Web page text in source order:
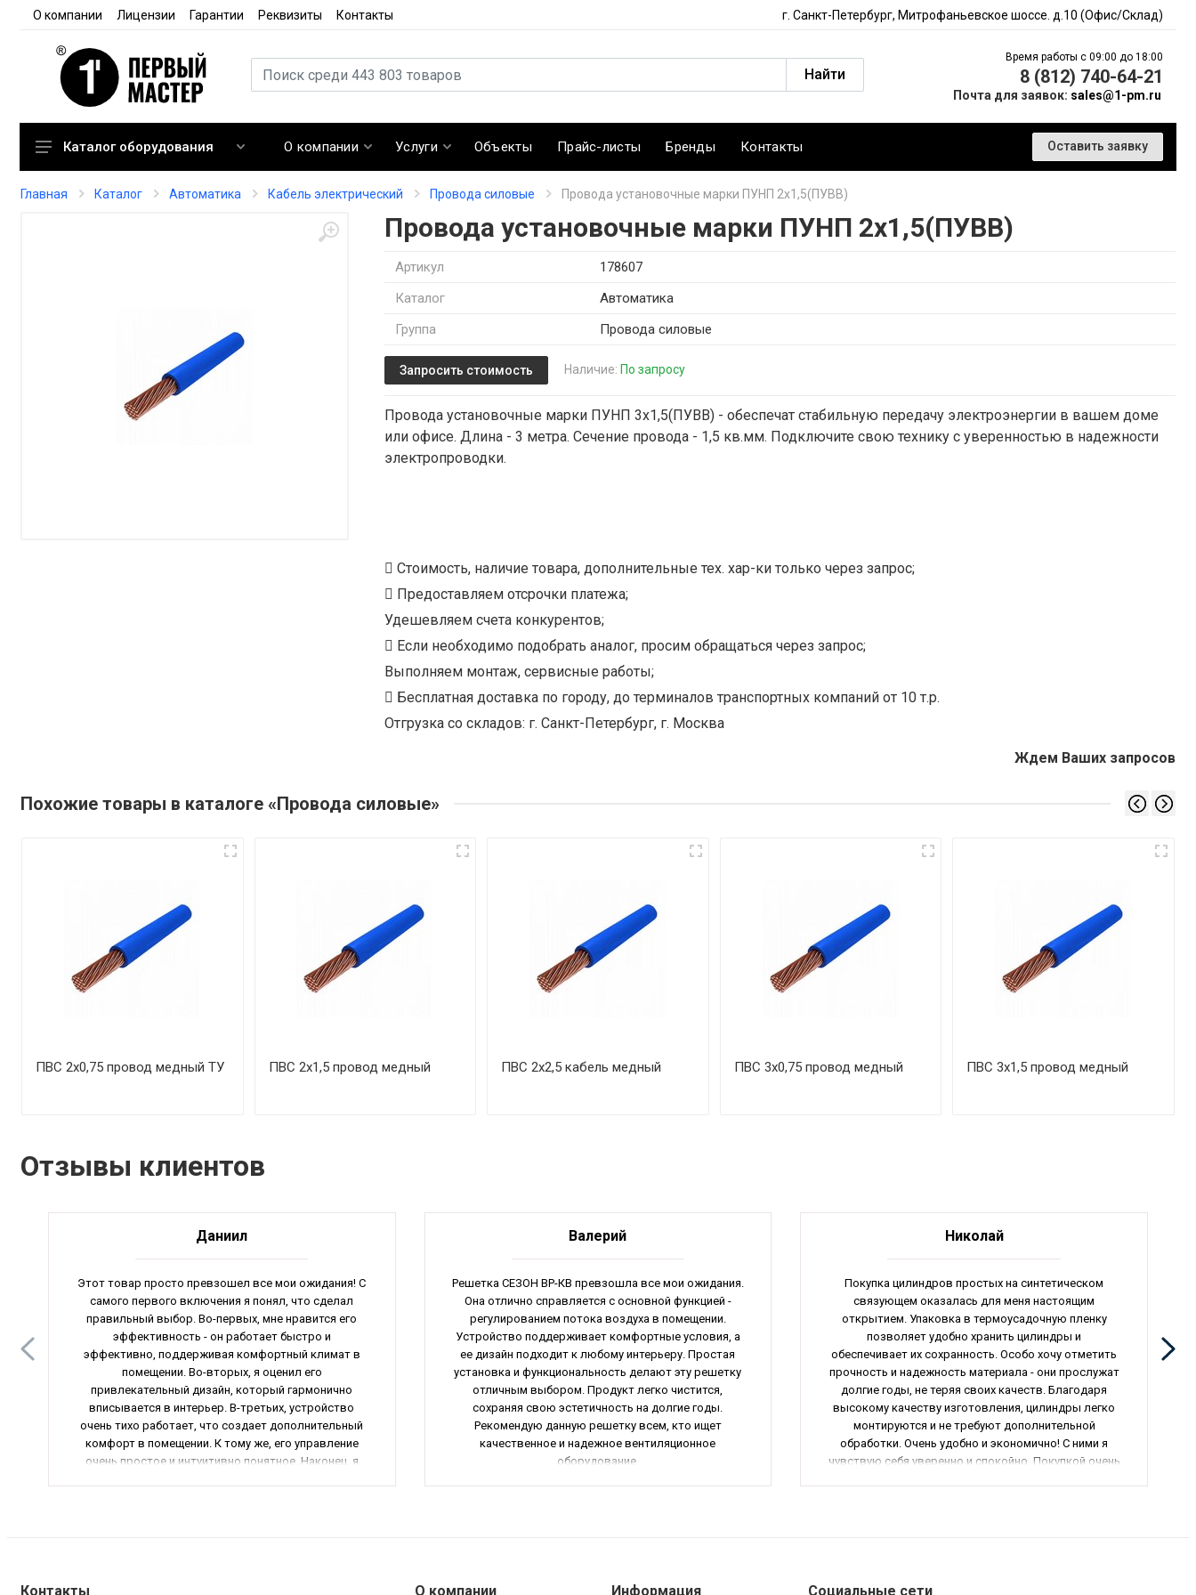
О компании Лицензии Гарантии Реквизиты Контакты г. Санкт-Петербург, Митрофаньевское шоссе. д.10 (Офис/Склад)
Найти
Время работы с 09:00 до 18:00
8 (812) 740-64-21
Почта для заявок: sales@1-pm.ru
Кондиционирование
Каталог оборудования О компании Услуги Объекты Прайс-листы Бренды Контакты Оставить заявку
Главная Каталог Автоматика Кабель электрический Провода силовые Провода установочные марки ПУНП 2х1,5(ПУВВ)
Провода установочные марки ПУНП 2х1,5(ПУВВ)
Артикул
178607
Каталог
Автоматика
Группа
Провода силовые
Запросить стоимость Наличие: По запросу
Провода установочные марки ПУНП 3х1,5(ПУВВ) - обеспечат стабильную передачу электроэнергии в вашем доме
или офисе. Длина - 3 метра. Сечение провода - 1,5 кв.мм. Подключите свою технику с уверенностью в надежности
электропроводки.
Стоимость, наличие товара, дополнительные тех. хар-ки только через запрос;
Предоставляем отсрочки платежа;
Удешевляем счета конкурентов;
Если необходимо подобрать аналог, просим обращаться через запрос;
Выполняем монтаж, сервисные работы;
Бесплатная доставка по городу, до терминалов транспортных компаний от 10 т.р.
Отгрузка со складов: г. Санкт-Петербург, г. Москва
Ждем Ваших запросов
Похожие товары в каталоге «Провода силовые»
ПВС 2х0,75 провод медный ТУ ПВС 2х1,5 провод медный ПВС 2х2,5 кабель медный ПВС 3х0,75 провод медный ПВС 3х1,5 провод медный
Отзывы клиентов
Даниил
Этот товар просто превзошел все мои ожидания! С
самого первого включения я понял, что сделал
правильный выбор. Во-первых, мне нравится его
эффективность - он работает быстро и
эффективно, поддерживая комфортный климат в
помещении. Во-вторых, я оценил его
привлекательный дизайн, который гармонично
вписывается в интерьер. В-третьих, устройство
очень тихо работает, что создает дополнительный
комфорт в помещении. К тому же, его управление
очень простое и интуитивно понятное. Наконец, я
Валерий
Решетка СЕЗОН ВР-КВ превзошла все мои ожидания.
Она отлично справляется с основной функцией -
регулированием потока воздуха в помещении.
Устройство поддерживает комфортные условия, а
ее дизайн подходит к любому интерьеру. Простая
установка и функциональность делают эту решетку
отличным выбором. Продукт легко чистится,
сохраняя свою эстетичность на долгие годы.
Рекомендую данную решетку всем, кто ищет
качественное и надежное вентиляционное
оборудование.
Николай
Покупка цилиндров простых на синтетическом
связующем оказалась для меня настоящим
открытием. Упаковка в термоусадочную пленку
позволяет удобно хранить цилиндры и
обеспечивает их сохранность. Особо хочу отметить
прочность и надежность материала - они прослужат
долгие годы, не теряя своих качеств. Благодаря
высокому качеству изготовления, цилиндры легко
монтируются и не требуют дополнительной
обработки. Очень удобно и экономично! С ними я
чувствую себя уверенно и спокойно. Покупкой очень
Контакты О компании Информация Социальные сети